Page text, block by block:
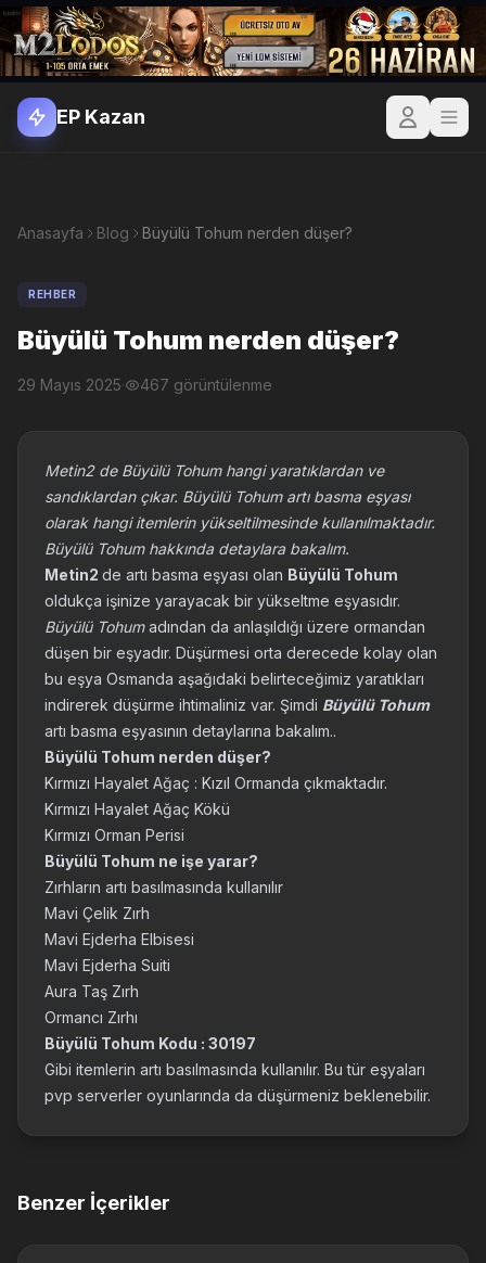
EP Kazan
Anasayfa Blog Büyülü Tohum nerden düşer?
REHBER
Büyülü Tohum nerden düşer?
29 Mayıs 2025· 467 görüntülenme
Metin2 de Büyülü Tohum hangi yaratıklardan ve
sandıklardan çıkar. Büyülü Tohum artı basma eşyası
olarak hangi itemlerin yükseltilmesinde kullanılmaktadır.
Büyülü Tohum hakkında detaylara bakalım.
Metin2 de artı basma eşyası olan Büyülü Tohum
oldukça işinize yarayacak bir yükseltme eşyasıdır.
Büyülü Tohumadından da anlaşıldığı üzere ormandan
düşen bir eşyadır. Düşürmesi orta derecede kolay olan
bu eşya Osmanda aşağıdaki belirteceğimiz yaratıkları
indirerek düşürme ihtimaliniz var. Şimdi Büyülü Tohum
artı basma eşyasının detaylarına bakalım..
Büyülü Tohum nerden düşer?
Kırmızı Hayalet Ağaç : Kızıl Ormanda çıkmaktadır.
Kırmızı Hayalet Ağaç Kökü
Kırmızı Orman Perisi
Büyülü Tohum ne işe yarar?
Zırhların artı basılmasında kullanılır
Mavi Çelik Zırh
Mavi Ejderha Elbisesi
Mavi Ejderha Suiti
Aura Taş Zırh
Ormancı Zırhı
Büyülü Tohum Kodu : 30197
Gibi itemlerin artı basılmasında kullanılır. Bu tür eşyaları
pvp serverler oyunlarında da düşürmeniz beklenebilir.
Benzer İçerikler